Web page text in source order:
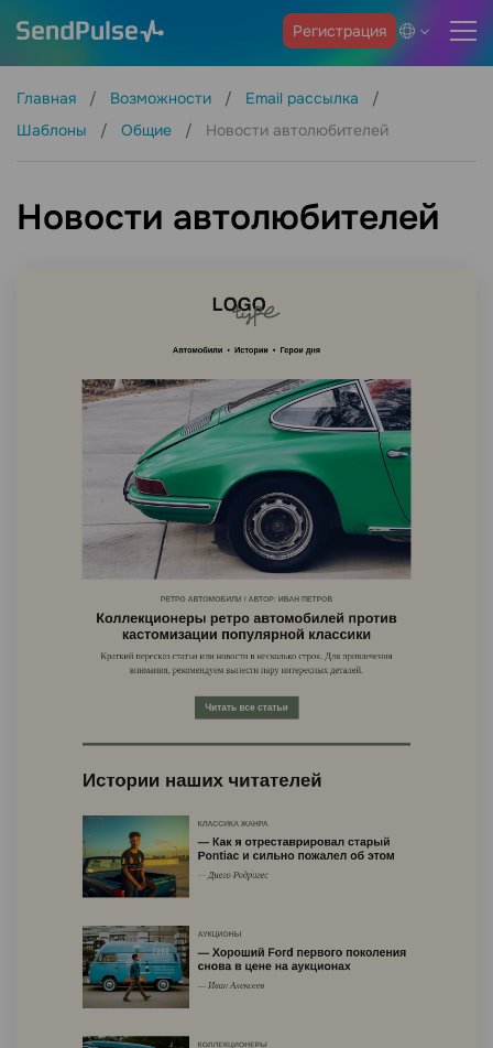
Регистрация
Главная Возможности
Email рассылка
Шаблоны
Общие Новости автолюбителей
Новости автолюбителей